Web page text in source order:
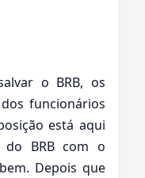
o BRB, os
funcionários
está aqui
do BRB com o
Depois que